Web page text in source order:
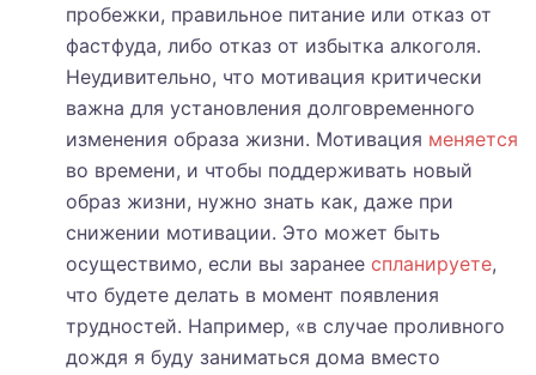
пробежки, правильное питание или отказ от
фастфуда, либо отказ от избытка алкоголя.
Неудивительно, что мотивация критически
важна для установления долговременного
изменения образа жизни. Мотивация меняется
во времени, и чтобы поддерживать новый
образ жизни, нужно знать как, даже при
снижении мотивации. Это может быть
осуществимо, если вы заранее спланируете,
что будете делать в момент появления
трудностей. Например, «в случае проливного
дождя я буду заниматься дома вместо